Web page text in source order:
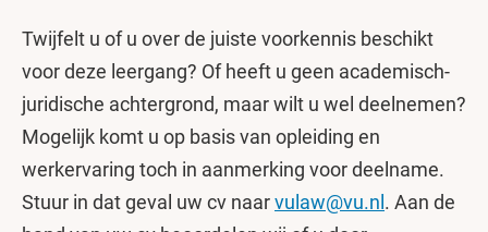
Twijfelt u of u over de juiste voorkennis beschikt
voor deze leergang? Of heeft u geen academisch-
juridische achtergrond, maar wilt u wel deelnemen?
Mogelijk komt u op basis van opleiding en
werkervaring toch in aanmerking voor deelname.
Stuur in dat geval uw cv naarvulaw@vu.nl . Aan de